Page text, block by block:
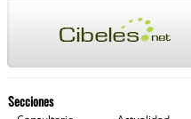
Secciones